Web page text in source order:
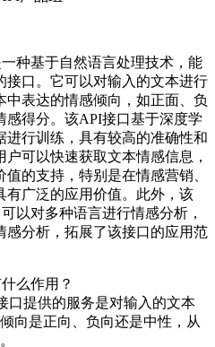
种基于自然语言处理技术，能
接口。它可以对输入的文本进行
中表达的情感倾向，如正面、负
感得分。该API接口基于深度学
进行训练，具有较高的准确性和
可以快速获取文本情感信息，
的支持，特别是在情感营销、
有广泛的应用价值。此外，该
以对多种语言进行情感分析，
感分析，拓展了该接口的应用范
么作用？
口提供的服务是对输入的文本
向是正向、负向还是中性，从